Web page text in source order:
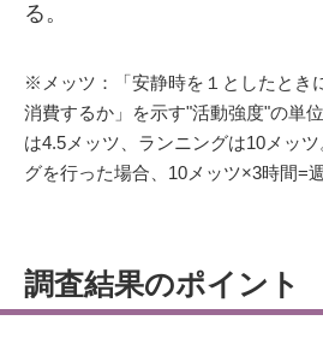
る。
※メッツ：「安静時を１としたとき
消費するか」を示す"活動強度"の単
は4.5メッツ、ランニングは10メッ
グを行った場合、10メッツ×3時間=
調査結果のポイント